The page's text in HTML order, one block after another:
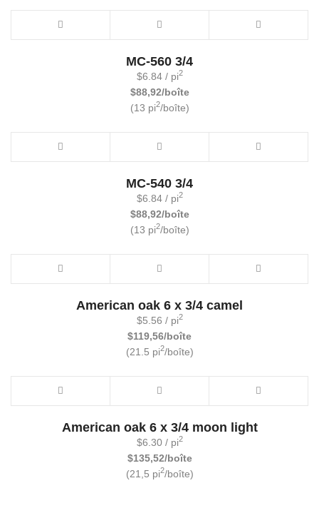
MC-560 3/4
$6.84/ pi2
$88,92/boîte
(13 pi2/boîte)
MC-540 3/4
$6.84/ pi2
$88,92/boîte
(13 pi2/boîte)
American oak 6 x 3/4 camel
$5.56 / pi2
$119,56/boîte
(21.5 pi2/boîte)
American oak 6 x 3/4 moon light
$6.30/ pi2
$135,52/boîte
(21,5 pi2/boîte)